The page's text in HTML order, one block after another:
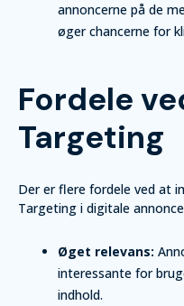
annoncerne på de
øger chancerne for
Fordele
Targeting
Der er flere fordele ved at
Targeting i digitale
Øget relevans:
interessante for
indhold.